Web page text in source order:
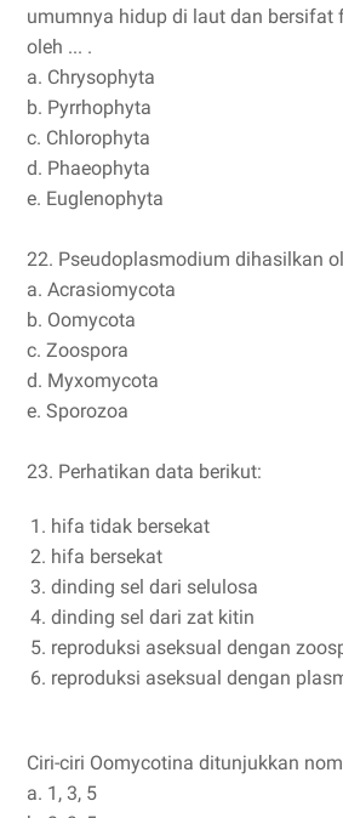
umumnya hidup di laut dan bersifat
oleh ... .
a. Chrysophyta
b. Pyrrhophyta
c. Chlorophyta
d. Phaeophyta
e. Euglenophyta
22. Pseudoplasmodium dihasilkan
a. Acrasiomycota
b. Oomycota
c. Zoospora
d. Myxomycota
e. Sporozoa
23. Perhatikan data berikut:
hifa tidak bersekat
hifa bersekat
dinding sel dari selulosa
dinding sel dari zat kitin
reproduksi aseksual dengan
reproduksi aseksual dengan
Ciri-ciri Oomycotina ditunjukkan
a. 1, 3, 5